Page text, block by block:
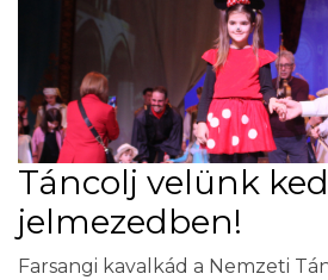
Táncolj velünk
jelmezedben!
Farsangi kavalkád a Nemzeti